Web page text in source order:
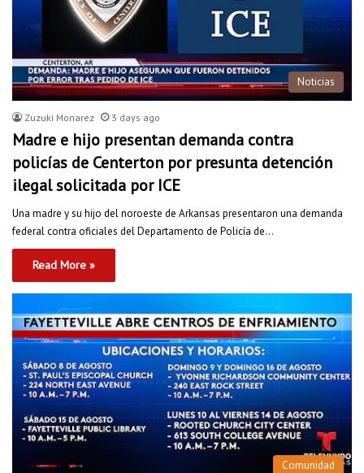
Noticias
Zuzuki Monarez 3 days ago
Madre e hijo presentan demanda contra
policías de Centerton por presunta detención
ilegal solicitada por ICE
Una madre y su hijo del noroeste de Arkansas presentaron una demanda
federal contra oficiales del Departamento de Policía de…
Read More »
Comunidad